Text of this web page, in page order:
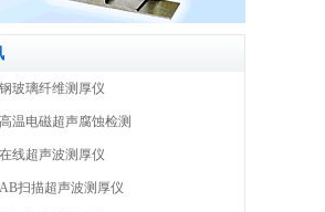
玻璃纤维测厚仪
温电磁超声腐蚀检测
线超声波测厚仪
扫描超声波测厚仪